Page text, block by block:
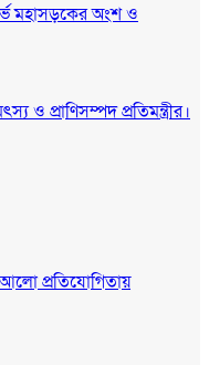
মহাসড়কের অংশ ও
ও প্রাণিসম্পদ প্রতিমন্ত্রীর।
আলো প্রতিযোগিতায়